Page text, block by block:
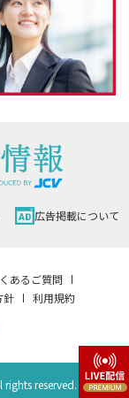
広告掲載について
あるご質問
針 利用規約
reserved.